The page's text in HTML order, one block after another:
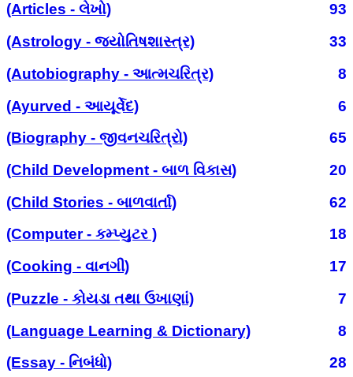
(Articles - લેખો)
93
(Astrology - જ્યોતિષશાસ્ત્ર)
33
(Autobiography - આત્મચરિત્ર)
8
(Ayurved - આયૂર્વેદ)
6
(Biography - જીવનચરિત્રો)
65
(Child Development - બાળ વિકાસ)
20
(Child Stories - બાળવાર્તા)
62
(Computer - કમ્પ્યુટર )
18
(Cooking - વાનગી)
17
(Puzzle - કોયડા તથા ઉખાણાં)
7
(Language Learning & Dictionary)
8
(Essay - નિબંધો)
28